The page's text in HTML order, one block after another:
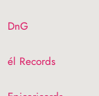
DnG
él Records